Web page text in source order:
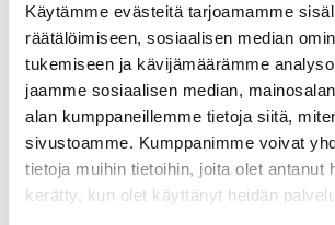
Käytämme evästeitä tarjoamamme
räätälöimiseen, sosiaalisen median
tukemiseen ja kävijämäärämme
jaamme sosiaalisen median,
alan kumppaneillemme tietoja siitä,
sivustoamme. Kumppanimme voivat
tietoja muihin tietoihin, joita olet antanut
kerätty, kun olet käyttänyt heidän
Halton Group -
teknologiajohtaja
haastavissa
Perheomisteinen Halton-konserni